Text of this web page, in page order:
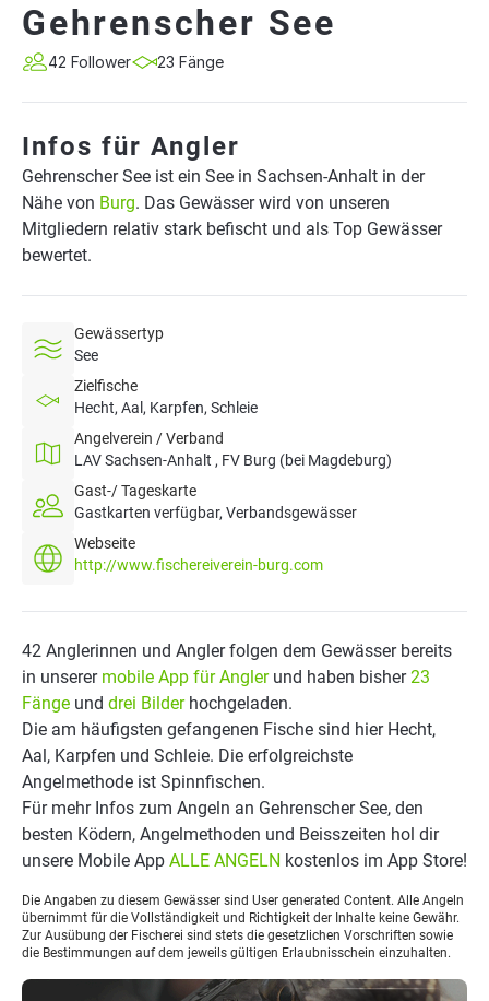
Gehrenscher See
42 Follower 23 Fänge
Infos für Angler
Gehrenscher See ist ein See in Sachsen-Anhalt in der
Nähe von Burg. Das Gewässer wird von unseren
Mitgliedern relativ stark befischt und als Top Gewässer
bewertet.
Gewässertyp
See
Zielfische
Hecht, Aal, Karpfen, Schleie
Angelverein / Verband
LAV Sachsen-Anhalt , FV Burg (bei Magdeburg)
Gast-/ Tageskarte
Gastkarten verfügbar, Verbandsgewässer
Webseite
http://www.fischereiverein-burg.com
42 Anglerinnen und Angler folgen dem Gewässer bereits
in unserer mobile App für Anglerund haben bisher23
Fänge und drei Bilderhochgeladen.
Die am häufigsten gefangenen Fische sind hier Hecht,
Aal, Karpfen und Schleie. Die erfolgreichste
Angelmethode ist Spinnfischen.
Für mehr Infos zum Angeln an Gehrenscher See, den
besten Ködern, Angelmethoden und Beisszeiten hol dir
unsere Mobile App ALLE ANGELN kostenlos im App Store!
Die Angaben zu diesem Gewässer sind User generated Content. Alle Angeln
übernimmt für die Vollständigkeit und Richtigkeit der Inhalte keine Gewähr.
Zur Ausübung der Fischerei sind stets die gesetzlichen Vorschriften sowie
die Bestimmungen auf dem jeweils gültigen Erlaubnisschein einzuhalten.